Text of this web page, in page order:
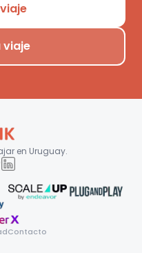
viaje
en Uruguay.
Contacto